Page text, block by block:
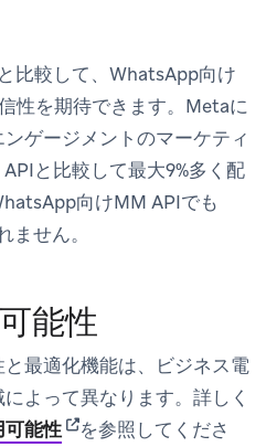
比較して、WhatsApp向け
性を期待できます。Metaに
ゲージメントのマーケティ
と比較して最大9%多く配
向けMM APIでも
ません。
能性
最適化機能は、ビジネス電
よって異なります。詳しく
可能性(opens in new tab)
を参照してくださ